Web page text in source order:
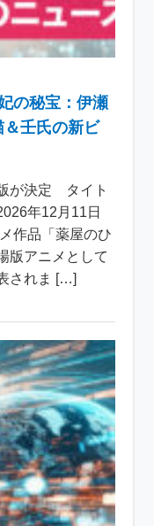
の秘宝：伊瀬
壬氏の新ビ
が決定 タイト
年12月11日
作品「薬屋のひ
版アニメとして
されま […]